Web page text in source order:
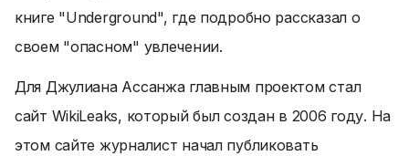
книге "Underground", где подробно рассказал о
своем "опасном" увлечении.
Для Джулиана Ассанжа главным проектом стал
сайт WikiLeaks, который был создан в 2006 году. На
этом сайте журналист начал публиковать